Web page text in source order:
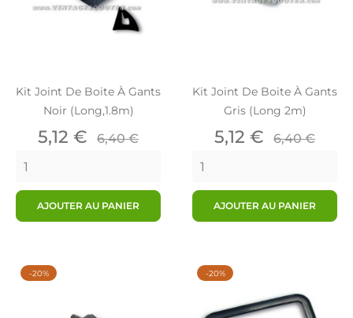
Kit Joint De Boite À Gants
Noir (Long,1.8m)
Prix
5,12 € Prix
6,40 €
AJOUTER AU PANIER
Kit Joint De Boite À Gants
Gris (Long 2m)
Prix
5,12 € Prix
6,40 €
AJOUTER AU PANIER
-20% -20%